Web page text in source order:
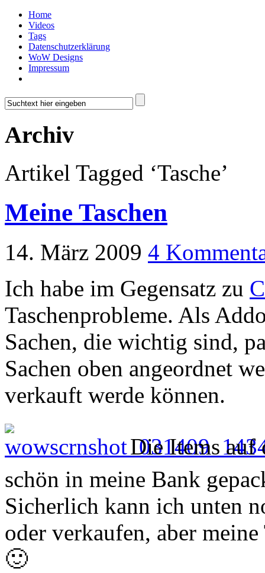
Home
Videos
Tags
Datenschutzerklärung
WoW Designs
Impressum
Archiv
Artikel Tagged ‘Tasche’
Meine Taschen
14. März 2009 4
Ich habe im Gegensatz zu
Taschenprobleme. Als
Sachen, die wichtig sind,
Sachen oben angeordnet
verkauft werde können.
Die Items auf
schön in meine Bank
Sicherlich kann ich unten
oder verkaufen, aber
🙂